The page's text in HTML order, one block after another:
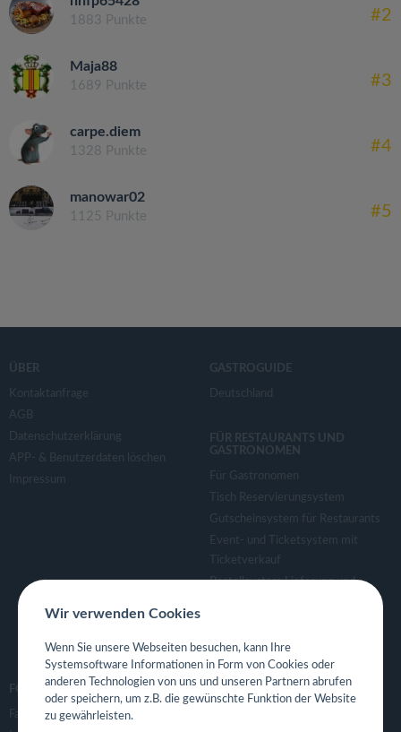
1883 Punkte #2
Maja88
1689 Punkte #3
carpe.diem
1328 Punkte #4
manowar02
1125 Punkte #5
ÜBER
Kontaktanfrage
AGB
Datenschutzerklärung
APP- & Benutzerdaten löschen
Impressum
GASTROGUIDE
Deutschland
FÜR RESTAURANTS UND
GASTRONOMEN
Für Gastronomen
Tisch Reservierungsystem
Gutscheinsystem für Restaurants
Event- und Ticketsystem mit
Ticketverkauf
Bestellsystem Lieferung und
Eigene App für Restaurant
FOLGE UNS
Facebook
Wir verwenden Cookies
Wenn Sie unsere Webseiten besuchen, kann Ihre
Systemsoftware Informationen in Form von Cookies oder
anderen Technologien von uns und unseren Partnern abrufen
oder speichern, um z.B. die gewünschte Funktion der Website
zu gewährleisten.